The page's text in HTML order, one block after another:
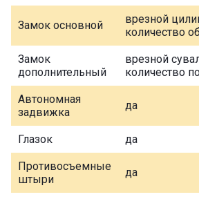
Замок основной
врезной
количество
Замок
дополнительный
врезной
количество
Автономная
задвижка
да
Глазок да
Противосъемные
штыри
да